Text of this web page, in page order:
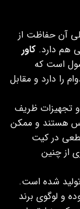
آن حفاظت از
هم دارد. کاور
است که
را دارد و مقابل
و تجهیزات ظریف
هستند و ممکن
در کیت
از چنین
تولید شده است.
و لوگوی برند